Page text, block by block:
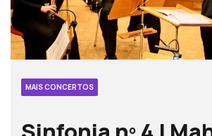
MAIS CONCERTOS